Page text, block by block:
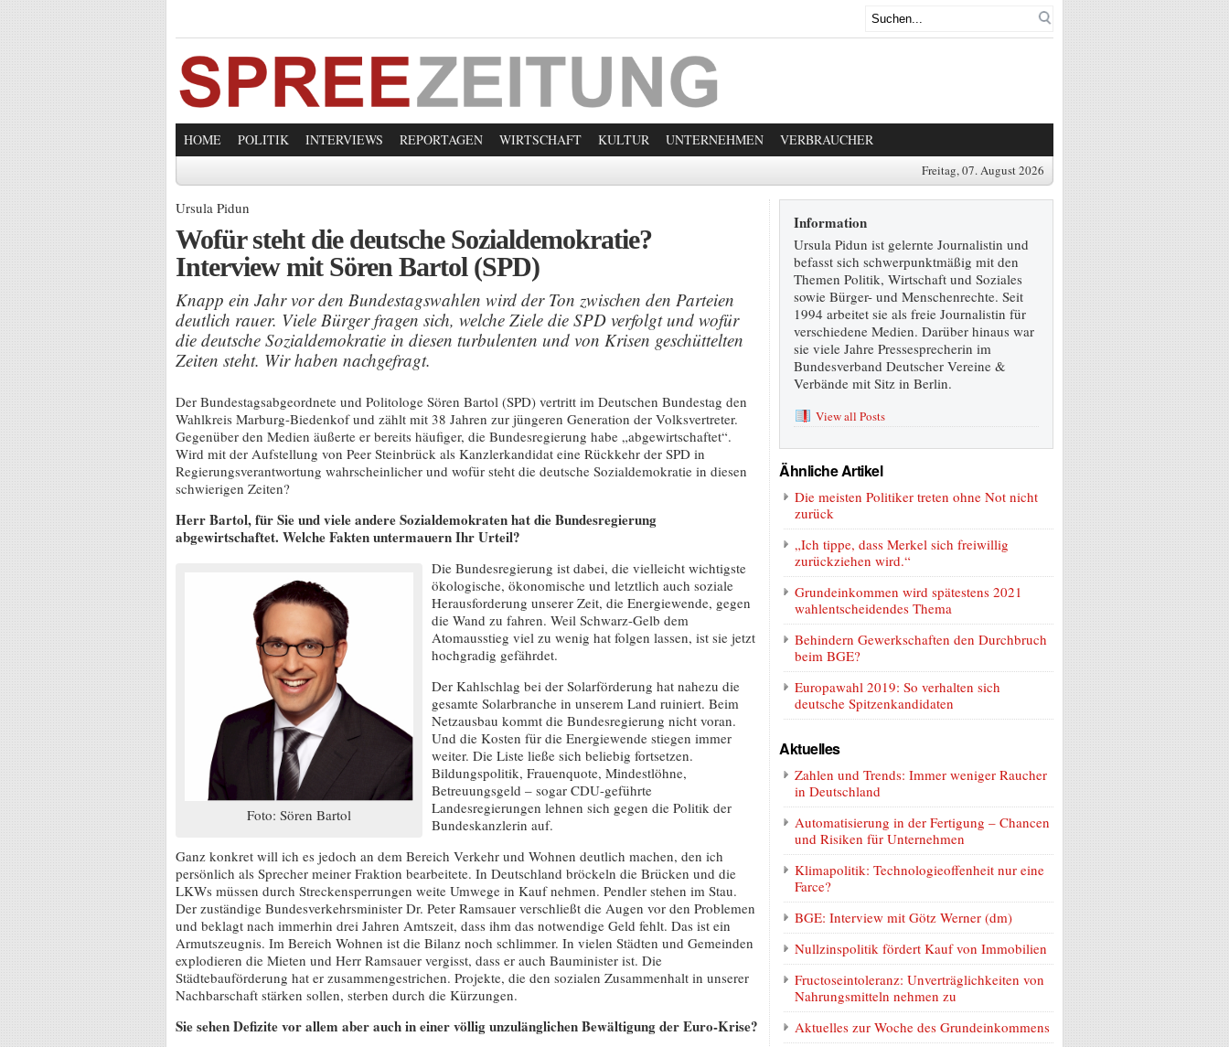
HOME POLITIK INTERVIEWS REPORTAGEN WIRTSCHAFT KULTUR UNTERNEHMEN VERBRAUCHER
Freitag, 07. August 2026
Ursula Pidun
Wofür steht die deutsche Sozialdemokratie?
Interview mit Sören Bartol (SPD)
Knapp ein Jahr vor den Bundestagswahlen wird der Ton zwischen den Parteien
deutlich rauer. Viele Bürger fragen sich, welche Ziele die SPD verfolgt und wofür
die deutsche Sozialdemokratie in diesen turbulenten und von Krisen geschüttelten
Zeiten steht. Wir haben nachgefragt.
Der Bundestagsabgeordnete und Politologe Sören Bartol (SPD) vertritt im Deutschen Bundestag den
Wahlkreis Marburg-Biedenkof und zählt mit 38 Jahren zur jüngeren Generation der Volksvertreter.
Gegenüber den Medien äußerte er bereits häufiger, die Bundesregierung habe „abgewirtschaftet“.
Wird mit der Aufstellung von Peer Steinbrück als Kanzlerkandidat eine Rückkehr der SPD in
Regierungsverantwortung wahrscheinlicher und wofür steht die deutsche Sozialdemokratie in diesen
schwierigen Zeiten?
Herr Bartol, für Sie und viele andere Sozialdemokraten hat die Bundesregierung
abgewirtschaftet. Welche Fakten untermauern Ihr Urteil?
Foto: Sören Bartol
Die Bundesregierung ist dabei, die vielleicht wichtigste
ökologische, ökonomische und letztlich auch soziale
Herausforderung unserer Zeit, die Energiewende, gegen
die Wand zu fahren. Weil Schwarz-Gelb dem
Atomausstieg viel zu wenig hat folgen lassen, ist sie jetzt
hochgradig gefährdet.
Der Kahlschlag bei der Solarförderung hat nahezu die
gesamte Solarbranche in unserem Land ruiniert. Beim
Netzausbau kommt die Bundesregierung nicht voran.
Und die Kosten für die Energiewende stiegen immer
weiter. Die Liste ließe sich beliebig fortsetzen.
Bildungspolitik, Frauenquote, Mindestlöhne,
Betreuungsgeld – sogar CDU-geführte
Landesregierungen lehnen sich gegen die Politik der
Bundeskanzlerin auf.
Ganz konkret will ich es jedoch an dem Bereich Verkehr und Wohnen deutlich machen, den ich
persönlich als Sprecher meiner Fraktion bearbeitete. In Deutschland bröckeln die Brücken und die
LKWs müssen durch Streckensperrungen weite Umwege in Kauf nehmen. Pendler stehen im Stau.
Der zuständige Bundesverkehrsminister Dr. Peter Ramsauer verschließt die Augen vor den Problemen
und beklagt nach immerhin drei Jahren Amtszeit, dass ihm das notwendige Geld fehlt. Das ist ein
Armutszeugnis. Im Bereich Wohnen ist die Bilanz noch schlimmer. In vielen Städten und Gemeinden
explodieren die Mieten und Herr Ramsauer vergisst, dass er auch Bauminister ist. Die
Städtebauförderung hat er zusammengestrichen. Projekte, die den sozialen Zusammenhalt in unserer
Nachbarschaft stärken sollen, sterben durch die Kürzungen.
Sie sehen Defizite vor allem aber auch in einer völlig unzulänglichen Bewältigung der Euro-Krise?
Information
Ursula Pidun ist gelernte Journalistin und
befasst sich schwerpunktmäßig mit den
Themen Politik, Wirtschaft und Soziales
sowie Bürger- und Menschenrechte. Seit
1994 arbeitet sie als freie Journalistin für
verschiedene Medien. Darüber hinaus war
sie viele Jahre Pressesprecherin im
Bundesverband Deutscher Vereine &
Verbände mit Sitz in Berlin.
View all Posts
Ähnliche Artikel
Die meisten Politiker treten ohne Not nicht
zurück
„Ich tippe, dass Merkel sich freiwillig
zurückziehen wird.“
Grundeinkommen wird spätestens 2021
wahlentscheidendes Thema
Behindern Gewerkschaften den Durchbruch
beim BGE?
Europawahl 2019: So verhalten sich
deutsche Spitzenkandidaten
Aktuelles
Zahlen und Trends: Immer weniger Raucher
in Deutschland
Automatisierung in der Fertigung – Chancen
und Risiken für Unternehmen
Klimapolitik: Technologieoffenheit nur eine
Farce?
BGE: Interview mit Götz Werner (dm)
Nullzinspolitik fördert Kauf von Immobilien
Fructoseintoleranz: Unverträglichkeiten von
Nahrungsmitteln nehmen zu
Aktuelles zur Woche des Grundeinkommens